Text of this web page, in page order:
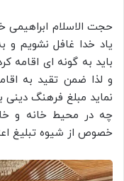
حجت الاسلام ابراهیمی
یاد خدا غافل نشویم و
باید به گونه ای اقامه
و لذا ضمن تقید به
نماید مبلغ فرهنگ دینی
چه در محیط خانه و
خصوص از شیوه تبلیغ